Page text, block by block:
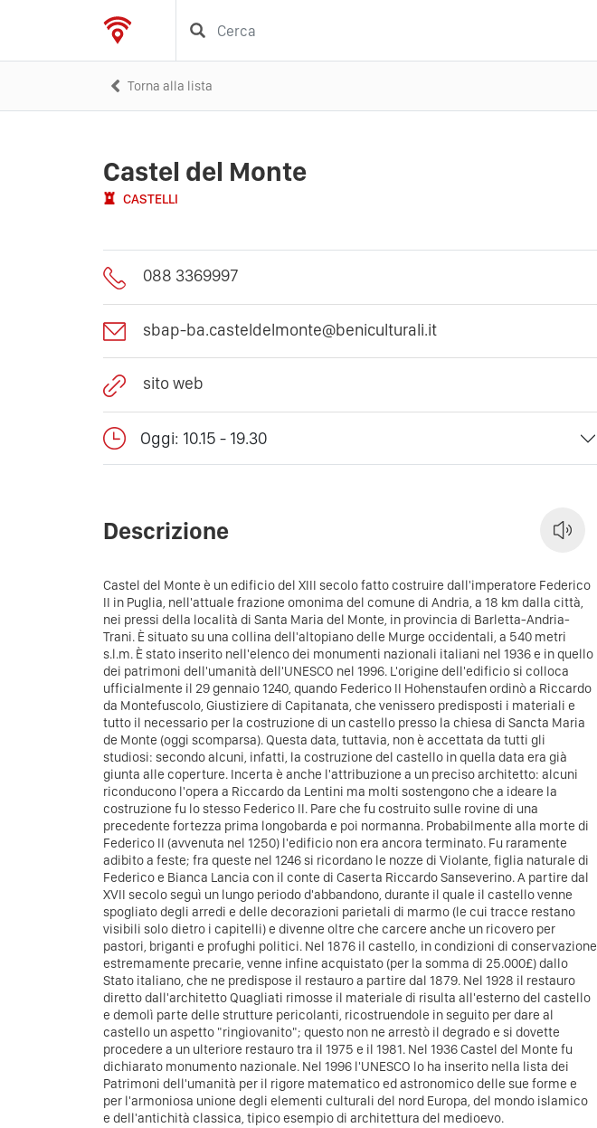
Torna alla lista
Castel del Monte
CASTELLI
088 3369997
sbap-ba.casteldelmonte@beniculturali.it
sito web
Oggi: 10.15 - 19.30
Descrizione
Castel del Monte è un edificio del XIII secolo fatto costruire dall'imperatore Federico
II in Puglia, nell'attuale frazione omonima del comune di Andria, a 18 km dalla città,
nei pressi della località di Santa Maria del Monte, in provincia di Barletta-Andria-
Trani. È situato su una collina dell'altopiano delle Murge occidentali, a 540 metri
s.l.m. È stato inserito nell'elenco dei monumenti nazionali italiani nel 1936 e in quello
dei patrimoni dell'umanità dell'UNESCO nel 1996. L'origine dell'edificio si colloca
ufficialmente il 29 gennaio 1240, quando Federico II Hohenstaufen ordinò a Riccardo
da Montefuscolo, Giustiziere di Capitanata, che venissero predisposti i materiali e
tutto il necessario per la costruzione di un castello presso la chiesa di Sancta Maria
de Monte (oggi scomparsa). Questa data, tuttavia, non è accettata da tutti gli
studiosi: secondo alcuni, infatti, la costruzione del castello in quella data era già
giunta alle coperture. Incerta è anche l'attribuzione a un preciso architetto: alcuni
riconducono l'opera a Riccardo da Lentini ma molti sostengono che a ideare la
costruzione fu lo stesso Federico II. Pare che fu costruito sulle rovine di una
precedente fortezza prima longobarda e poi normanna. Probabilmente alla morte di
Federico II (avvenuta nel 1250) l'edificio non era ancora terminato. Fu raramente
adibito a feste; fra queste nel 1246 si ricordano le nozze di Violante, figlia naturale di
Federico e Bianca Lancia con il conte di Caserta Riccardo Sanseverino. A partire dal
XVII secolo seguì un lungo periodo d'abbandono, durante il quale il castello venne
spogliato degli arredi e delle decorazioni parietali di marmo (le cui tracce restano
visibili solo dietro i capitelli) e divenne oltre che carcere anche un ricovero per
pastori, briganti e profughi politici. Nel 1876 il castello, in condizioni di conservazione
estremamente precarie, venne infine acquistato (per la somma di 25.000£) dallo
Stato italiano, che ne predispose il restauro a partire dal 1879. Nel 1928 il restauro
diretto dall'architetto Quagliati rimosse il materiale di risulta all'esterno del castello
e demolì parte delle strutture pericolanti, ricostruendole in seguito per dare al
castello un aspetto "ringiovanito"; questo non ne arrestò il degrado e si dovette
procedere a un ulteriore restauro tra il 1975 e il 1981. Nel 1936 Castel del Monte fu
dichiarato monumento nazionale. Nel 1996 l'UNESCO lo ha inserito nella lista dei
Patrimoni dell'umanità per il rigore matematico ed astronomico delle sue forme e
per l'armoniosa unione degli elementi culturali del nord Europa, del mondo islamico
e dell'antichità classica, tipico esempio di architettura del medioevo.